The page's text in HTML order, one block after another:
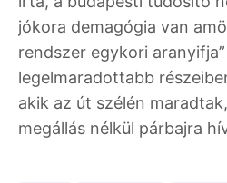
jókora demagógia van
rendszer egykori
legelmaradottabb
akik az út szélén
megállás nélkül párbajra